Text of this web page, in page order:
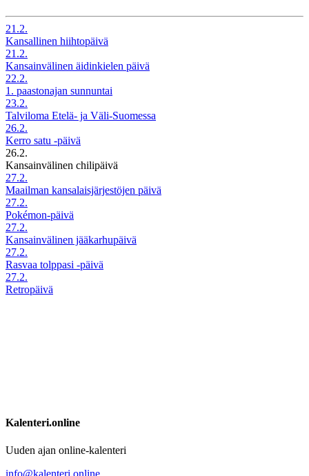
21.2.
Kansallinen hiihtopäivä
21.2.
Kansainvälinen äidinkielen päivä
22.2.
1. paastonajan sunnuntai
23.2.
Talviloma Etelä- ja Väli-Suomessa
26.2.
Kerro satu -päivä
26.2.
Kansainvälinen chilipäivä
27.2.
Maailman kansalaisjärjestöjen päivä
27.2.
Pokémon-päivä
27.2.
Kansainvälinen jääkarhupäivä
27.2.
Rasvaa tolppasi -päivä
27.2.
Retropäivä
Kalenteri.online
Uuden ajan online-kalenteri
info@kalenteri.online